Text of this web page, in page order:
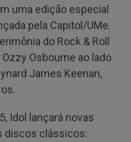
uma edição especial
pela Capitol/UMe.
do Rock & Roll
Osbourne ao lado
James Keenan,
Idol lançará novas
discos clássicos: